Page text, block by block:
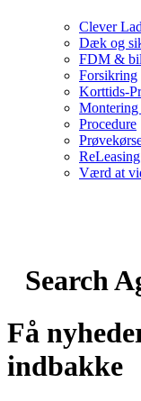
Clever
Dæk og
FDM &
Forsikring
Korttids-
Procedure
Værd at
Search
Få
indbakke